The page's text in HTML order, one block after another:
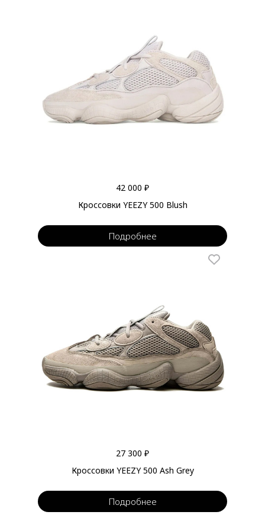
42 000 ₽
Кроссовки YEEZY 500 Blush
Подробнее
27 300 ₽
Кроссовки YEEZY 500 Ash Grey
Подробнее